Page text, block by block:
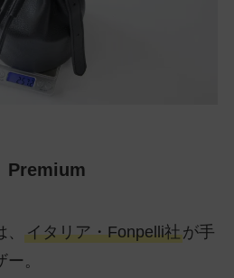
Premium
イタリア・Fonpelli社が手
。